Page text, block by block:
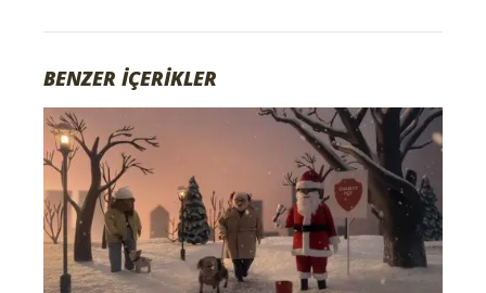
BENZER İÇERİKLER